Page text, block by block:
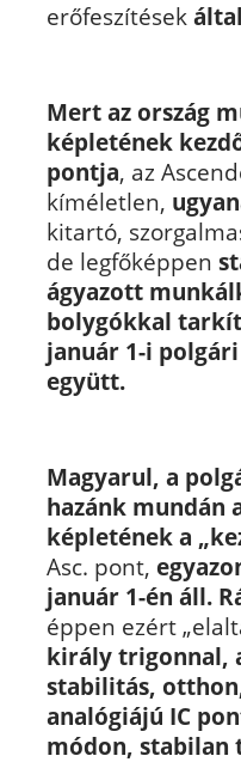
erőfeszítések által
Mert az ország
képletének
pontja, az
kíméletlen,
kitartó,
de legfőképpen
ágyazott
bolygókkal
január 1-i
együtt.
Magyarul, a
hazánk mundán
képletének a
Asc. pont,
január 1-én áll.
éppen ezért
király trigonnal,
stabilitás,
analógiájú IC
módon, stabilan